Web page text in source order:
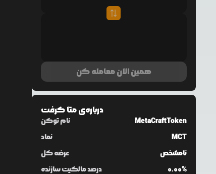
همین الان معامله کن
درباره‌یمتا کرفت
نام توکن
MetaCraftToken
نماد
MCT
عرضه کل
نامشخص
درصد مالکیت سازنده
0.00%